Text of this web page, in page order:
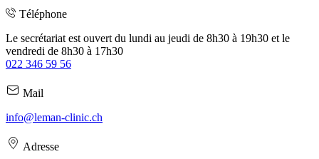
Téléphone
Le secrétariat est ouvert du lundi au jeudi de 8h30 à 19h30 et le
vendredi de 8h30 à 17h30
022 346 59 56
Mail
info@leman-clinic.ch
Adresse